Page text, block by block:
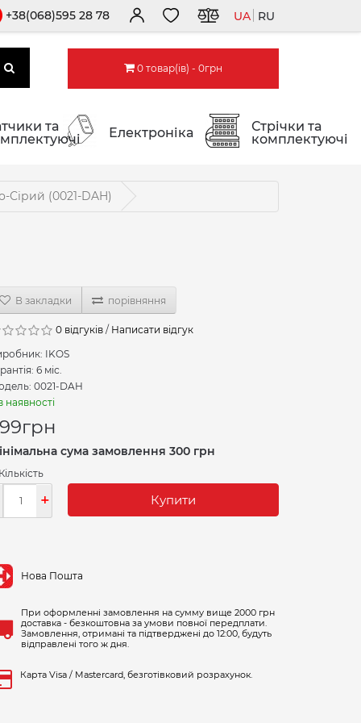
+38(068)595 28 78 UA RU
0 товар(ів) - 0грн
та
Електроніка
Стрічки та
комплектуючі
Сірий (0021-DAH)
В закладки порівняння
0 відгуків / Написати відгук
IKOS
6 міс.
0021-DAH
наявності
грн
сума замовлення 300 грн
Кількість
+ Купити
Нова Пошта
При оформленні замовлення на сумму вище 2000 грн
доставка - безкоштовна за умови повної передплати.
Замовлення, отримані та підтверджені до 12:00, будуть
відправлені того ж дня.
Карта Visa / Mastercard, безготівковий розрахунок.